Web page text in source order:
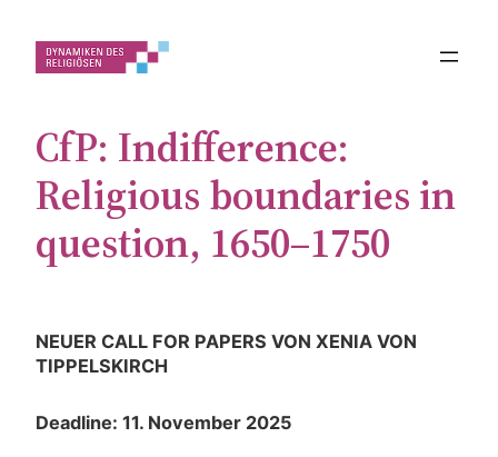
Inhalt
springen
CfP: Indifference:
Religious boundaries in
question, 1650–1750
NEUER CALL FOR PAPERS VON XENIA VON
TIPPELSKIRCH
Deadline: 11. November 2025